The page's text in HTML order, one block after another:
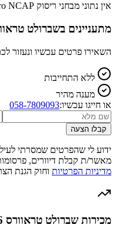
אין נתוני מבחני ריסוק Euro NCAP לדגם זה
מתעניינים בשברולט
השאירו פרטים עכשיו ונעזור
ללא התחייבות
מענה מהיר
או חייגו עכשיו:058-7809093
קבלו הצעה
ידוע לי שהפרטים שמסרתי לעיל
מאשר/ת קבלת דיוורים,
מדיניות הפרטיות וחוק הגנת
מכירות שברולט טראוורס 2026 והשוואה למתחרים